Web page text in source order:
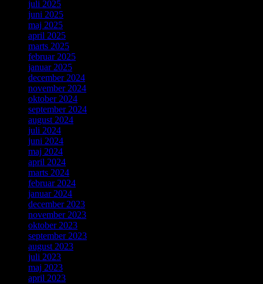
juli 2025
juni 2025
maj 2025
april 2025
marts 2025
februar 2025
januar 2025
december 2024
november 2024
oktober 2024
september 2024
august 2024
juli 2024
juni 2024
maj 2024
april 2024
marts 2024
februar 2024
januar 2024
december 2023
november 2023
oktober 2023
september 2023
august 2023
juli 2023
maj 2023
april 2023